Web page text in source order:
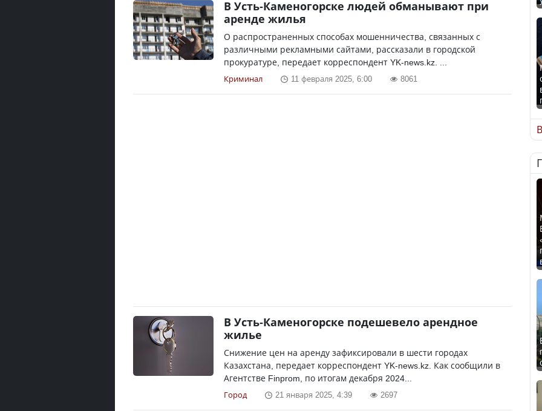
В Усть-Каменогорске людей обманывают при
аренде жилья
О распространенных способах мошенничества, связанных с
различными рекламными сайтами, рассказали в городской
прокуратуре, передает корреспондент YK-news.kz. ...
Криминал 11 февраля 2025, 6:00 8061
В Усть-Каменогорске подешевело арендное
жилье
Снижение цен на аренду зафиксировали в шести городах
Казахстана, передает корреспондент YK-news.kz. Как сообщили в
Агентстве Finprom, по итогам декабря 2024...
Город 21 января 2025, 4:39 2697